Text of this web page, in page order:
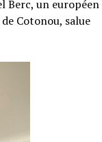
Berc, un européen
Cotonou, salue